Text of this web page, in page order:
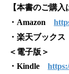
【本書のご購入
・Amazon
・楽天ブックス
＜電子版＞
・Kindle